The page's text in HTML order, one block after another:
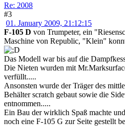
Re: 2008
#3
01. January 2009, 21:12:15
F-105 D von Trumpeter, ein
Maschine von Republic, "Klein"
Das Modell war bis auf die
Die Nieten wurden mit
verfüllt.....
Ansonsten wurde der Träger des
Behälter scratch gebaut sowie die
entnommen.....
Ein Bau der wirklich Spaß machte
noch eine F-105 G zur Seite gestellt